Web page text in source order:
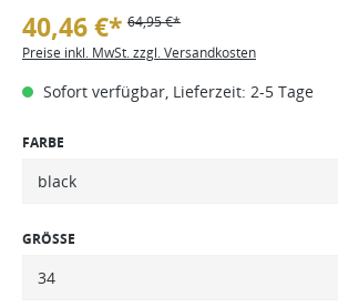
40,46 €* 64,95 €*
Preise inkl. MwSt. zzgl. Versandkosten
Sofort verfügbar, Lieferzeit: 2-5 Tage
FARBE
GRÖSSE